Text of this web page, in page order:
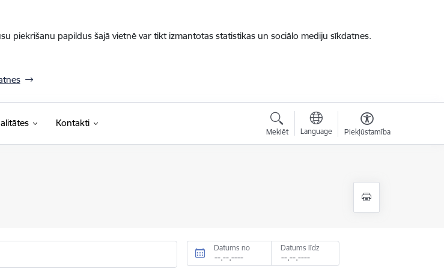
piekrišanu papildus šajā vietnē var tikt izmantotas statistikas un sociālo mediju sīkdatnes.
Kontakti
Meklēt Language Piekļūstamība
Datums no Datums līdz